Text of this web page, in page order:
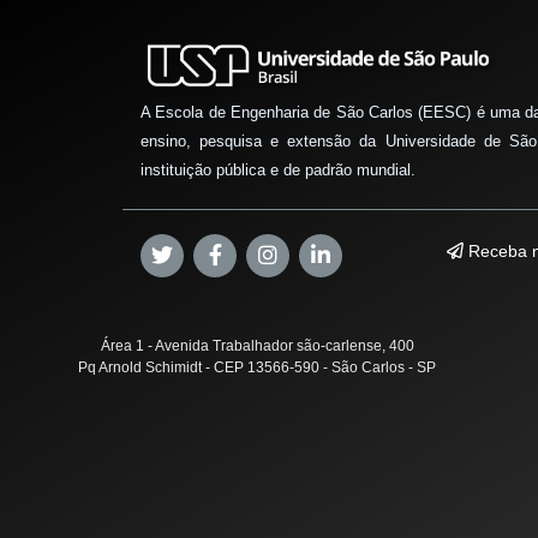
A Escola de Engenharia de São Carlos (EESC) é uma
ensino, pesquisa e extensão da Universidade de
instituição pública e de padrão mundial.
Receba
Área 1 - Avenida Trabalhador são-carlense, 400
Pq Arnold Schimidt - CEP 13566-590 - São Carlos - SP